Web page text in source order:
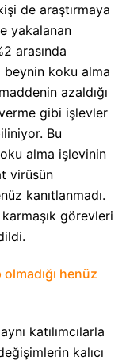
de araştırmaya
yakalanan
arasında
beynin koku alma
azaldığı
gibi işlevler
Bu
alma işlevinin
virüsün
kanıtlanmadı.
görevleri
henüz
katılımcılarla
kalıcı